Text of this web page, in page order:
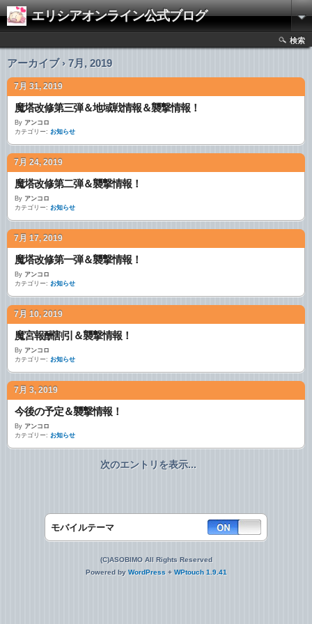
エリシアオンライン公式ブログ
検索
アーカイブ › 7月, 2019
7月 31, 2019
魔塔改修第三弾＆地域戦情報＆襲撃情報！
By アンコロ
カテゴリー: お知らせ
7月 24, 2019
魔塔改修第二弾＆襲撃情報！
By アンコロ
カテゴリー: お知らせ
7月 17, 2019
魔塔改修第一弾＆襲撃情報！
By アンコロ
カテゴリー: お知らせ
7月 10, 2019
魔宮報酬割引＆襲撃情報！
By アンコロ
カテゴリー: お知らせ
7月 3, 2019
今後の予定＆襲撃情報！
By アンコロ
カテゴリー: お知らせ
次のエントリを表示...
モバイルテーマ
(C)ASOBIMO All Rights Reserved
Powered by WordPress + WPtouch 1.9.41